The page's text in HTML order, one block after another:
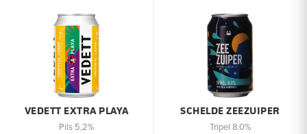
VEDETT EXTRA PLAYA
Pils 5,2%
SCHELDE ZEEZUIPER
Tripel 8.0%